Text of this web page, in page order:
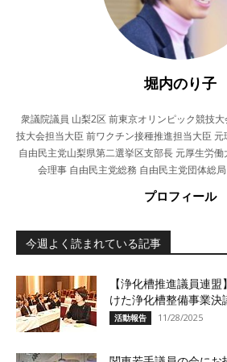
堀内のり子
衆議院議員 山梨2区 前東京オリンピック競技
技大会担当大臣 前ワクチン接種推進担当大臣
自由民主党山梨県第二選挙区支部長 元厚生労
会理事 自由民主党総務 自由民主党団体総
プロフィール
今週よく読まれている記事
【浄化槽推進議員連
けた浄化槽整備事業決
活動報告 11/28/2025